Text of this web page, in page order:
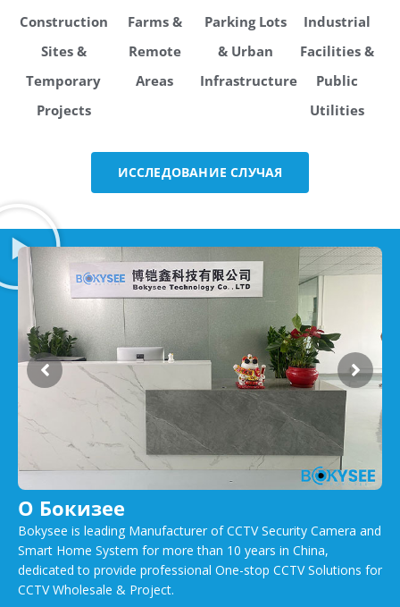
Construction
Sites &
Temporary
Projects
Farms &
Remote
Areas
Parking Lots
& Urban
Infrastructure
Industrial
Facilities &
Public
Utilities
ИССЛЕДОВАНИЕ СЛУЧАЯ
О Бокизее
Bokysee is leading Manufacturer of CCTV Security Camera and
Smart Home System for more than 10 years in China,
dedicated to provide professional One-stop CCTV Solutions for
CCTV Wholesale & Project.